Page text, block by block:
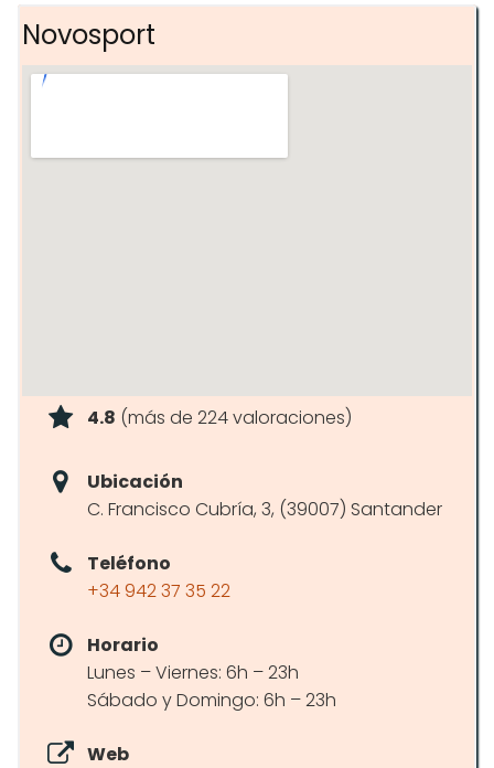
Novosport
4.8 (más de 224 valoraciones)
Ubicación
C. Francisco Cubría, 3, (39007) Santander
Teléfono
+34 942 37 35 22
Horario
Lunes – Viernes: 6h – 23h
Sábado y Domingo: 6h – 23h
Web